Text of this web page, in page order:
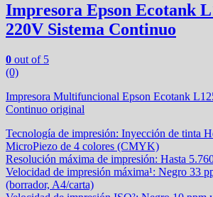
Impresora Epson Ecotank
220V Sistema Continuo
0 out of 5
(0)
Impresora Multifuncional Epson Ecotank
Continuo original
Tecnología de impresión: Inyección de tinta
MicroPiezo de 4 colores (CMYK)
Resolución máxima de impresión: Hasta
Velocidad de impresión máxima¹: Negro 33
(borrador, A4/carta)